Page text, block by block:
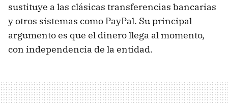
sustituye a las clásicas transferencias bancarias
y otros sistemas como PayPal. Su principal
argumento es que el dinero llega al momento,
con independencia de la entidad.